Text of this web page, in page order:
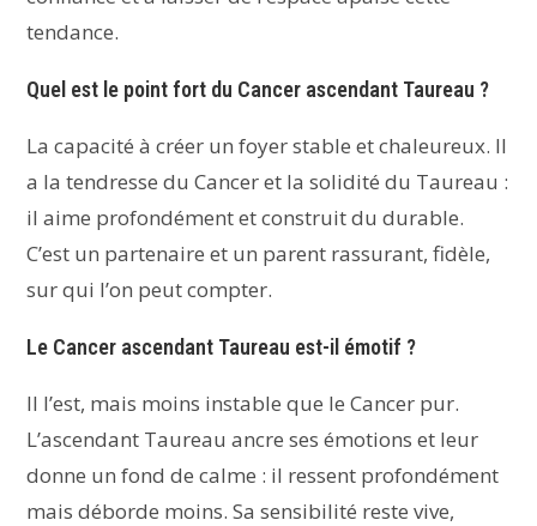
tendance.
Quel est le point fort du Cancer ascendant Taureau ?
La capacité à créer un foyer stable et chaleureux. Il
a la tendresse du Cancer et la solidité du Taureau :
il aime profondément et construit du durable.
C’est un partenaire et un parent rassurant, fidèle,
sur qui l’on peut compter.
Le Cancer ascendant Taureau est-il émotif ?
Il l’est, mais moins instable que le Cancer pur.
L’ascendant Taureau ancre ses émotions et leur
donne un fond de calme : il ressent profondément
mais déborde moins. Sa sensibilité reste vive,